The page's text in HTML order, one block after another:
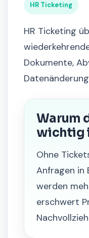
HR Ticketing
HR Ticketing
Dokumente,
Warum
wichtig
Ohne
Anfragen in
werden
erschwert